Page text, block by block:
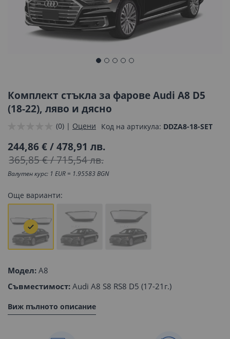
началото
на
галерия
Комплект стъкла за фарове Audi A8 D5
(18-22), ляво и дясно
(0) | Оцени Код на артикула DDZA8-18-SET
244,86 €/478,91 лв.
365,85 €/715,54 лв.
Валутен курс: 1 EUR = 1.95583 BGN
Още варианти:
Модел: A8
Съвместимост: Audi A8 S8 RS8 D5 (17-21г.)
Виж пълното описание